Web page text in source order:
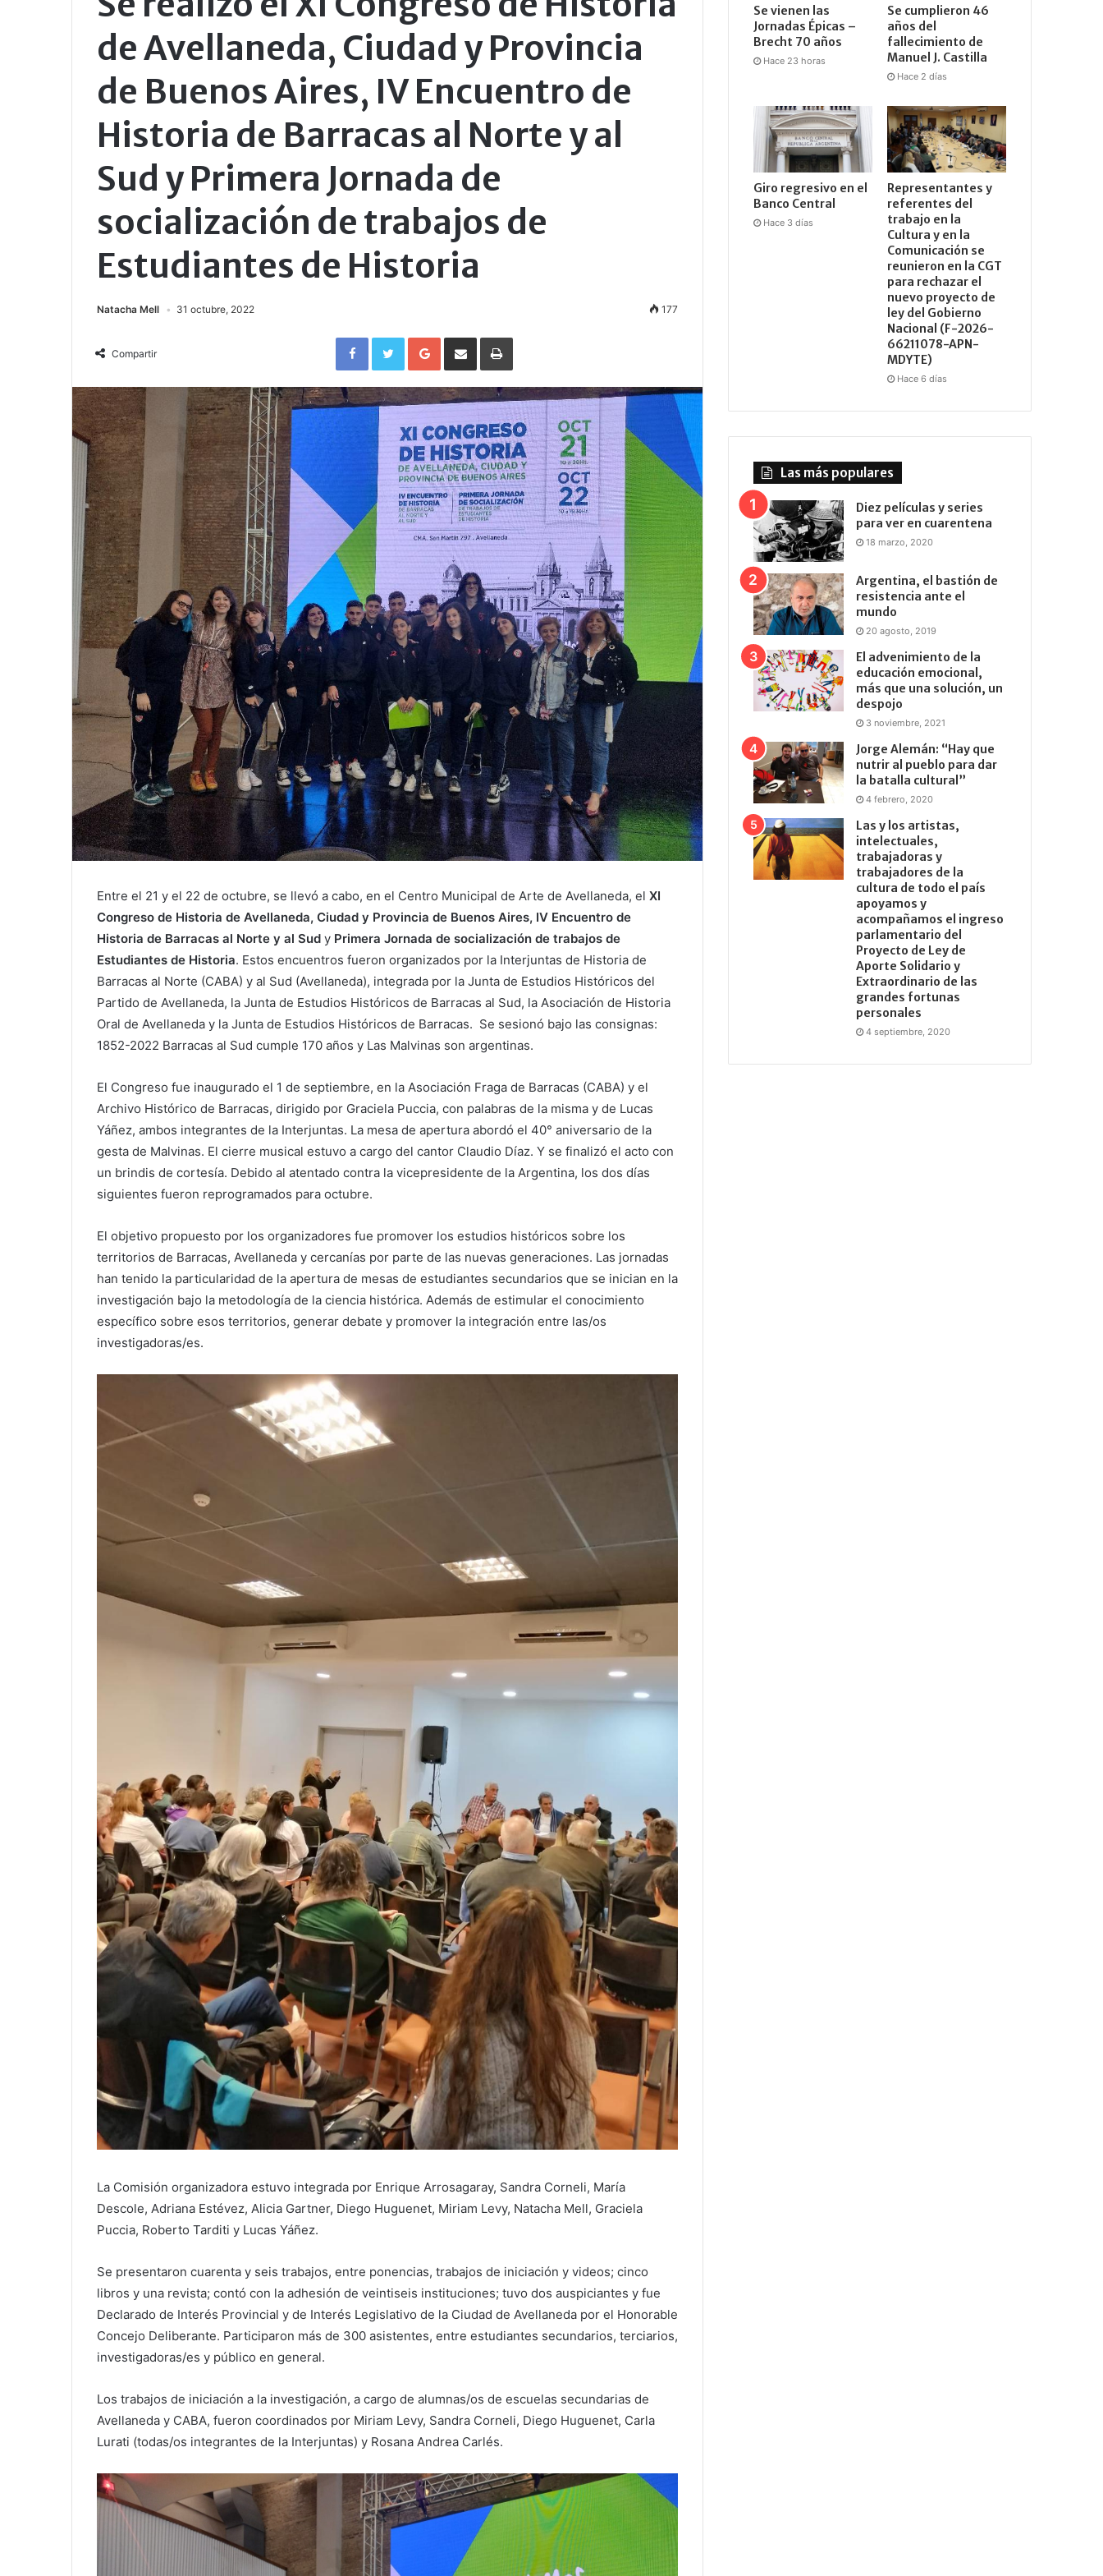
de Avellaneda, Ciudad y Provincia
de Buenos Aires, IV Encuentro de
Historia de Barracas al Norte y al
Sud y Primera Jornada de
socialización de trabajos de
Estudiantes de Historia
Natacha Mell 31 octubre, 2022 177
Compartir
FacebookTwitterGoogle+Compartir por correo electrónicoImprimir
Entre el 21 y el 22 de octubre, se llevó a cabo, en el Centro Municipal de Arte de Avellaneda, el XI
Congreso de Historia de Avellaneda, Ciudad y Provincia de Buenos Aires, IV Encuentro de
Historia de Barracas al Norte y al Sud y Primera Jornada de socialización de trabajos de
Estudiantes de Historia. Estos encuentros fueron organizados por la Interjuntas de Historia de
Barracas al Norte (CABA) y al Sud (Avellaneda), integrada por la Junta de Estudios Históricos del
Partido de Avellaneda, la Junta de Estudios Históricos de Barracas al Sud, la Asociación de Historia
Oral de Avellaneda y la Junta de Estudios Históricos de Barracas. Se sesionó bajo las consignas:
1852-2022 Barracas al Sud cumple 170 años y Las Malvinas son argentinas.
El Congreso fue inaugurado el 1 de septiembre, en la Asociación Fraga de Barracas (CABA) y el
Archivo Histórico de Barracas, dirigido por Graciela Puccia, con palabras de la misma y de Lucas
Yáñez, ambos integrantes de la Interjuntas. La mesa de apertura abordó el 40° aniversario de la
gesta de Malvinas. El cierre musical estuvo a cargo del cantor Claudio Díaz. Y se finalizó el acto con
un brindis de cortesía. Debido al atentado contra la vicepresidente de la Argentina, los dos días
siguientes fueron reprogramados para octubre.
El objetivo propuesto por los organizadores fue promover los estudios históricos sobre los
territorios de Barracas, Avellaneda y cercanías por parte de las nuevas generaciones. Las jornadas
han tenido la particularidad de la apertura de mesas de estudiantes secundarios que se inician en la
investigación bajo la metodología de la ciencia histórica. Además de estimular el conocimiento
específico sobre esos territorios, generar debate y promover la integración entre las/os
investigadoras/es.
La Comisión organizadora estuvo integrada por Enrique Arrosagaray, Sandra Corneli, María
Descole, Adriana Estévez, Alicia Gartner, Diego Huguenet, Miriam Levy, Natacha Mell, Graciela
Puccia, Roberto Tarditi y Lucas Yáñez.
Se presentaron cuarenta y seis trabajos, entre ponencias, trabajos de iniciación y videos; cinco
libros y una revista; contó con la adhesión de veintiseis instituciones; tuvo dos auspiciantes y fue
Declarado de Interés Provincial y de Interés Legislativo de la Ciudad de Avellaneda por el Honorable
Concejo Deliberante. Participaron más de 300 asistentes, entre estudiantes secundarios, terciarios,
investigadoras/es y público en general.
Los trabajos de iniciación a la investigación, a cargo de alumnas/os de escuelas secundarias de
Avellaneda y CABA, fueron coordinados por Miriam Levy, Sandra Corneli, Diego Huguenet, Carla
Lurati (todas/os integrantes de la Interjuntas) y Rosana Andrea Carlés.
Se vienen las
Jornadas Épicas –
Brecht 70 años
Hace 23 horas
Se cumplieron 46
años del
fallecimiento de
Manuel J. Castilla
Hace 2 días
Giro regresivo en el
Banco Central
Hace 3 días
Representantes y
referentes del
trabajo en la
Cultura y en la
Comunicación se
reunieron en la CGT
para rechazar el
nuevo proyecto de
ley del Gobierno
Nacional (F-2026-
66211078-APN-
MDYTE)
Hace 6 días
Las más populares
Diez películas y series
para ver en cuarentena
18 marzo, 2020
Argentina, el bastión de
resistencia ante el
mundo
20 agosto, 2019
El advenimiento de la
educación emocional,
más que una solución, un
despojo
3 noviembre, 2021
Jorge Alemán: “Hay que
nutrir al pueblo para dar
la batalla cultural”
4 febrero, 2020
Las y los artistas,
intelectuales,
trabajadoras y
trabajadores de la
cultura de todo el país
apoyamos y
acompañamos el ingreso
parlamentario del
Proyecto de Ley de
Aporte Solidario y
Extraordinario de las
grandes fortunas
personales
4 septiembre, 2020